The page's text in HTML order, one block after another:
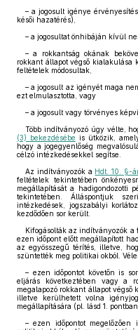
– a jogosult igénye
késői hazatérés),
– a jogosultat önhibáján kívül
– a rokkantság okának
rokkant állapot végső kialakulása
feltételek módosultak,
– a jogosult az igényét maga
ezt elmulasztotta, vagy
– a jogosult vagy törvényes
Több indítványozó úgy vélte,
(3) bekezdésébe is ütközik,
hogy a jogegyenlőség
célzó intézkedésekkel segítse.
Az indítványozók a Hdt. 10. §-
feltételek tekintetében
megállapítását a hadigondozotti
tekintetében. Álláspontjuk
intézkedések, jogszabályi
kezdődően sor került.
Kifogásolták az indítványozók a
ezen időpont előtt megállapított
az egyösszegű térítés, illetve,
szüntették meg politikai okból.
– ezen időpontot követőn is
eljárás következtében vagy a
megalapozó rokkant állapot végső
illetve kerülhetett volna
megállapítására (pl. lásd 1.
– ezen időpontot